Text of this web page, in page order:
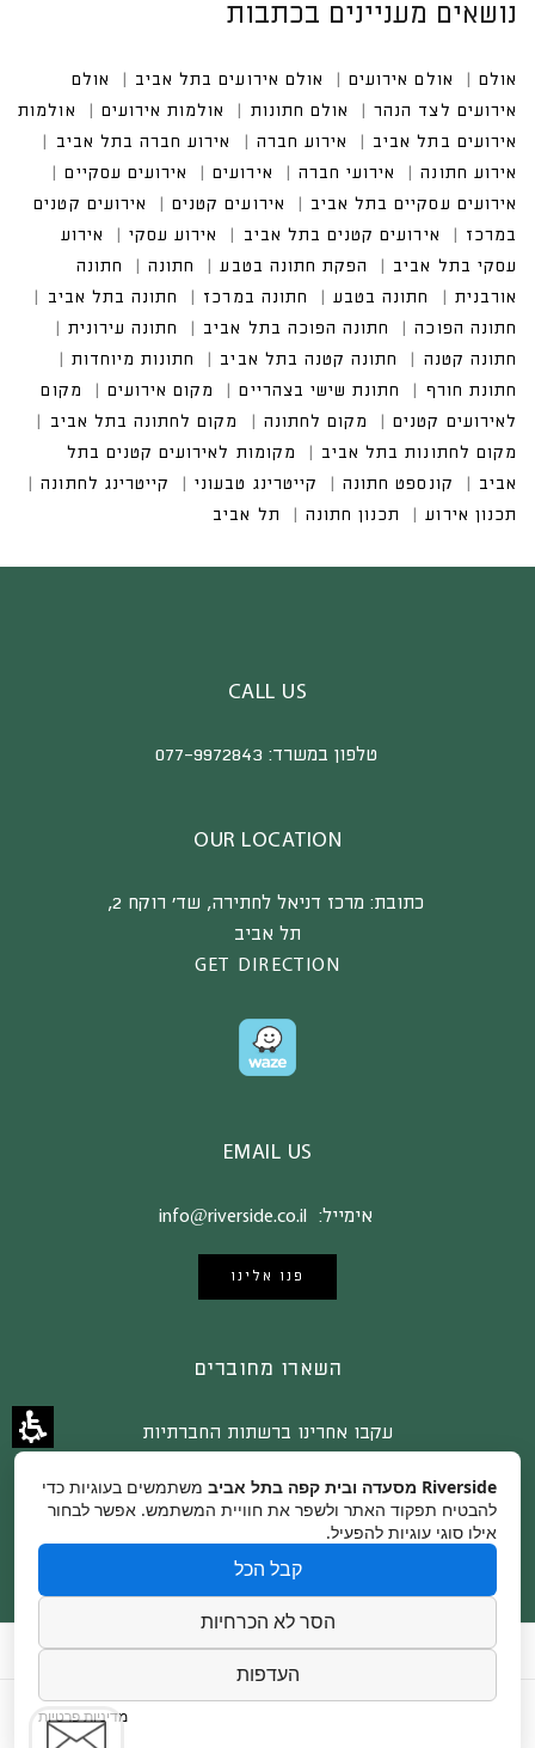
נושאים מעניינים בכתבות
אולם אולם אירועים אולם אירועים בתל אביב
אולם אי
רועים לצד הנהר
אולם חתונות אולמות אירועים
אולמות אירוע
ים בתל אביב
אירוע חברה
אירוע חברה בתל אביב
אירוע חתונה
אירועי חברה
אירועים עסקיים
אירועים עסקיים בתל אביב
אירועים קטנים במרכז
אירועים קטנים בתל אביב
אירוע עסקי בתל אביב
CALL US
טלפון במשרד:077-9972843
OUR LOCATION
כתובת: מרכז דניאל לחתירה, שד’ רוקח 2,
תל אביב
GET DIRECTION
EMAIL US
אימייל:
פנו אלינו
השארו מחוברים
עקבו אחרינו ברשתות החברתיות
צור קשר קרדיטים לצלמים הצהרת נגישות
Copyright © 2025 RiverSide.
Riverside מסעדה ובית קפה בתל אביב
משתמשים בעוגיות כדי
להבטיח תפקוד האתר ולשפר את חוויית המשתמש. אפשר לבחור
אילו סוגי עוגיות להפעיל.
קבל הכל
הסר לא הכרחיות
העדפות
מדיניות פרטיות